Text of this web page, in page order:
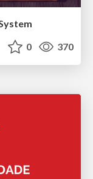
0 370